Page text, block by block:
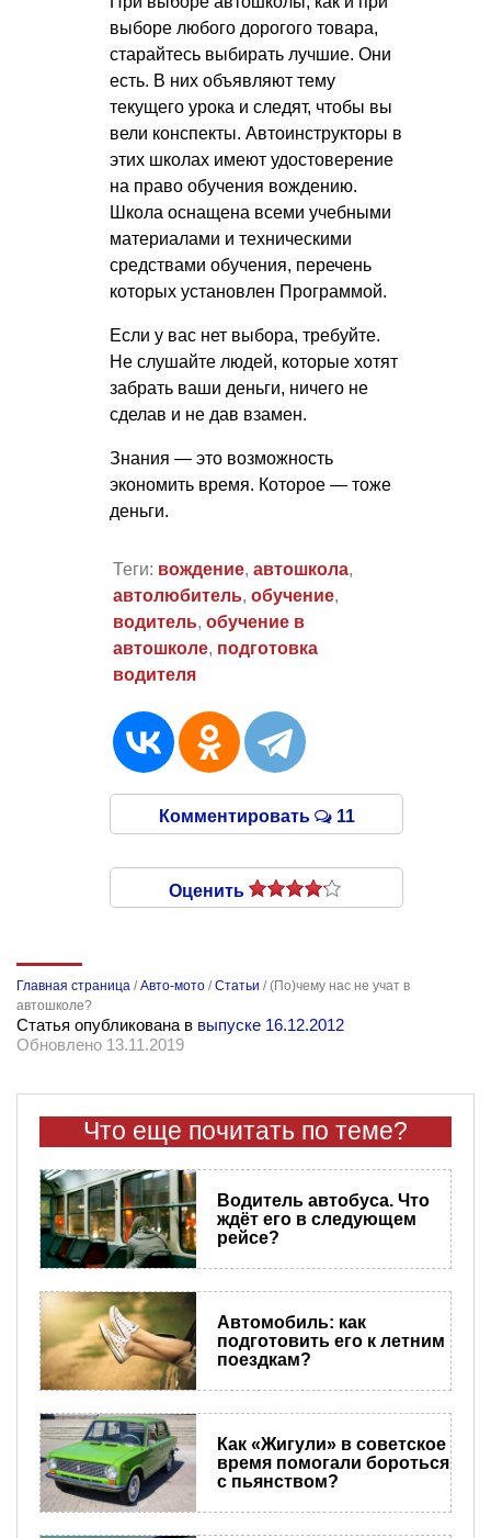
выборе любого дорогого товара,
старайтесь выбирать лучшие. Они
есть. В них объявляют тему
текущего урока и следят, чтобы вы
вели конспекты. Автоинструкторы в
этих школах имеют удостоверение
на право обучения вождению.
Школа оснащена всеми учебными
материалами и техническими
средствами обучения, перечень
которых установлен Программой.
Если у вас нет выбора, требуйте.
Не слушайте людей, которые хотят
забрать ваши деньги, ничего не
сделав и не дав взамен.
Знания — это возможность
экономить время. Которое — тоже
деньги.
Теги: вождение, автошкола,
автолюбитель, обучение,
водитель, обучение в
автошколе, подготовка
водителя
Комментировать 11
Оценить
Главная страница /Авто-мото /Статьи /(По)чему нас не учат в
автошколе?
Статья опубликована в выпуске 16.12.2012
Обновлено 13.11.2019
Что еще почитать по теме?
Водитель автобуса. Что
ждёт его в следующем
рейсе?
Автомобиль: как
подготовить его к летним
поездкам?
Как «Жигули» в советское
время помогали бороться
с пьянством?